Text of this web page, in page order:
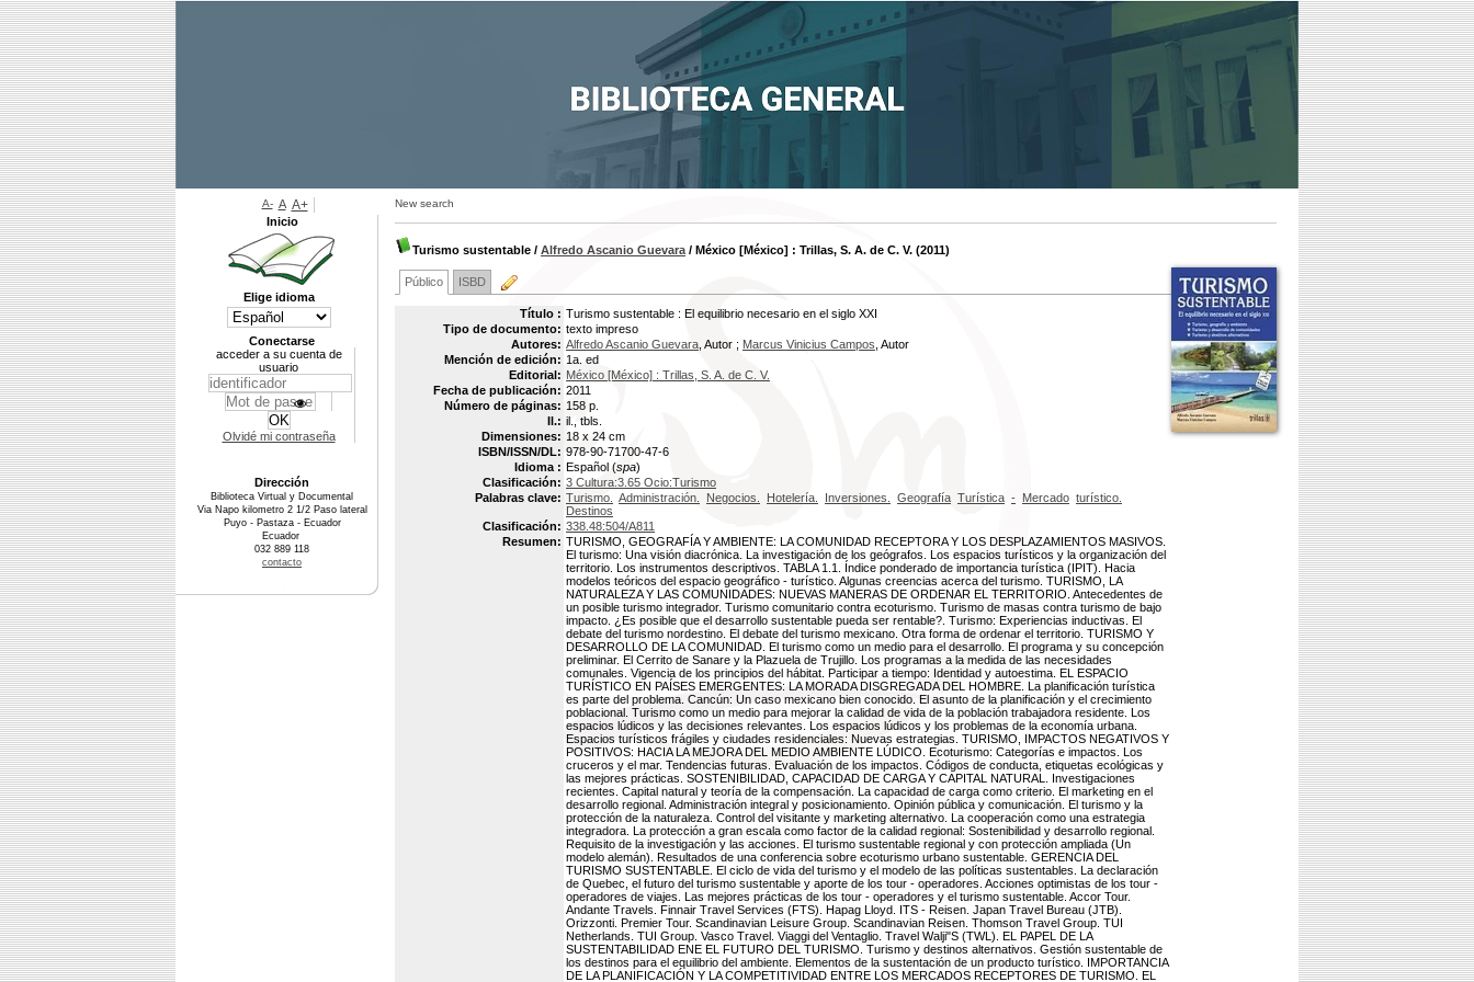
New search
Turismo sustentable / Alfredo Ascanio Guevara / México [México] : Trillas, S. A. de C. V. (2011)
Público ISBD
Título : Turismo sustentable : El equilibrio necesario en el siglo XXI
Tipo de documento: texto impreso
Autores: Alfredo Ascanio Guevara , Autor ; Marcus Vinicius Campos , Autor
Mención de edición: 1a. ed
Editorial: México [México] : Trillas, S. A. de C. V.
Fecha de publicación: 2011
Número de páginas: 158 p.
Il.: il., tbls.
Dimensiones: 18 x 24 cm
ISBN/ISSN/DL: 978-90-71700-47-6
Idioma : Español (spa)
Clasificación: 3 Cultura:3.65 Ocio:Turismo
Palabras clave: Turismo. Administración. Negocios. Hotelería. Inversiones. Geografía Turística - Mercado turístico.
Destinos
Clasificación: 338.48:504/A811
Resumen: TURISMO, GEOGRAFÍA Y AMBIENTE: LA COMUNIDAD RECEPTORA Y LOS DESPLAZAMIENTOS MASIVOS.
El turismo: Una visión diacrónica. La investigación de los geógrafos. Los espacios turísticos y la organización del
territorio. Los instrumentos descriptivos. TABLA 1.1. Índice ponderado de importancia turística (IPIT). Hacia
modelos teóricos del espacio geográfico - turístico. Algunas creencias acerca del turismo. TURISMO, LA
NATURALEZA Y LAS COMUNIDADES: NUEVAS MANERAS DE ORDENAR EL TERRITORIO. Antecedentes de
un posible turismo integrador. Turismo comunitario contra ecoturismo. Turismo de masas contra turismo de bajo
impacto. ¿Es posible que el desarrollo sustentable pueda ser rentable?. Turismo: Experiencias inductivas. El
debate del turismo nordestino. El debate del turismo mexicano. Otra forma de ordenar el territorio. TURISMO Y
DESARROLLO DE LA COMUNIDAD. El turismo como un medio para el desarrollo. El programa y su concepción
preliminar. El Cerrito de Sanare y la Plazuela de Trujillo. Los programas a la medida de las necesidades
comunales. Vigencia de los principios del hábitat. Participar a tiempo: Identidad y autoestima. EL ESPACIO
TURÍSTICO EN PAÍSES EMERGENTES: LA MORADA DISGREGADA DEL HOMBRE. La planificación turística
es parte del problema. Cancún: Un caso mexicano bien conocido. El asunto de la planificación y el crecimiento
poblacional. Turismo como un medio para mejorar la calidad de vida de la población trabajadora residente. Los
espacios lúdicos y las decisiones relevantes. Los espacios lúdicos y los problemas de la economía urbana.
Espacios turísticos frágiles y ciudades residenciales: Nuevas estrategias. TURISMO, IMPACTOS NEGATIVOS Y
POSITIVOS: HACIA LA MEJORA DEL MEDIO AMBIENTE LÚDICO. Ecoturismo: Categorías e impactos. Los
cruceros y el mar. Tendencias futuras. Evaluación de los impactos. Códigos de conducta, etiquetas ecológicas y
las mejores prácticas. SOSTENIBILIDAD, CAPACIDAD DE CARGA Y CAPITAL NATURAL. Investigaciones
recientes. Capital natural y teoría de la compensación. La capacidad de carga como criterio. El marketing en el
desarrollo regional. Administración integral y posicionamiento. Opinión pública y comunicación. El turismo y la
protección de la naturaleza. Control del visitante y marketing alternativo. La cooperación como una estrategia
integradora. La protección a gran escala como factor de la calidad regional: Sostenibilidad y desarrollo regional.
Requisito de la investigación y las acciones. El turismo sustentable regional y con protección ampliada (Un
modelo alemán). Resultados de una conferencia sobre ecoturismo urbano sustentable. GERENCIA DEL
TURISMO SUSTENTABLE. El ciclo de vida del turismo y el modelo de las políticas sustentables. La declaración
de Quebec, el futuro del turismo sustentable y aporte de los tour - operadores. Acciones optimistas de los tour -
operadores de viajes. Las mejores prácticas de los tour - operadores y el turismo sustentable. Accor Tour.
Andante Travels. Finnair Travel Services (FTS). Hapag Lloyd. ITS - Reisen. Japan Travel Bureau (JTB).
Orizzonti. Premier Tour. Scandinavian Leisure Group. Scandinavian Reisen. Thomson Travel Group. TUI
Netherlands. TUI Group. Vasco Travel. Viaggi del Ventaglio. Travel Walji"S (TWL). EL PAPEL DE LA
SUSTENTABILIDAD ENE EL FUTURO DEL TURISMO. Turismo y destinos alternativos. Gestión sustentable de
los destinos para el equilibrio del ambiente. Elementos de la sustentación de un producto turístico. IMPORTANCIA
DE LA PLANIFICACIÓN Y LA COMPETITIVIDAD ENTRE LOS MERCADOS RECEPTORES DE TURISMO. EL
A- A A+
Inicio
Elige idioma
Conectarse
acceder a su cuenta de
usuario
Olvidé mi contraseña
Dirección
Biblioteca Virtual y Documental
Via Napo kilometro 2 1/2 Paso lateral
Puyo - Pastaza - Ecuador
Ecuador
032 889 118
contacto